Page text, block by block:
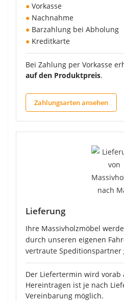
● Vorkasse
● Nachnahme
● Barzahlung bei Abholung
● Kreditkarte
Bei Zahlung per Vorkasse
auf den Produktpreis.
Zahlungsarten ansehen
Lieferung
Ihre Massivholzmöbel
durch unseren eigenen
vertraute Speditionspartner
Der Liefertermin wird vorab
Hereintragen ist je nach
Vereinbarung möglich.